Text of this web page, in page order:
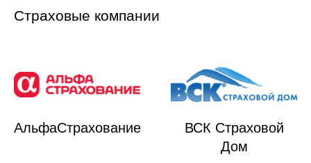
Страховые компании
АльфаСтрахование
ВСК Страховой
Дом